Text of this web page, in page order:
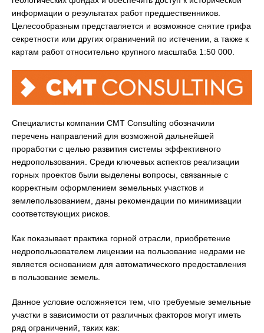
информации о результатах работ предшественников.
Целесообразным представляется и возможное снятие грифа
секретности или других ограничений по истечении, а также к
картам работ относительно крупного масштаба 1:50 000.
Специалисты компании СМТ Consulting обозначили
перечень направлений для возможной дальнейшей
проработки с целью развития системы эффективного
недропользования. Среди ключевых аспектов реализации
горных проектов были выделены вопросы, связанные с
корректным оформлением земельных участков и
землепользованием, даны рекомендации по минимизации
соответствующих рисков.
Как показывает практика горной отрасли, приобретение
недропользователем лицензии на пользование недрами не
является основанием для автоматического предоставления
в пользование земель.
Данное условие осложняется тем, что требуемые земельные
участки в зависимости от различных факторов могут иметь
ряд ограничений, таких как: